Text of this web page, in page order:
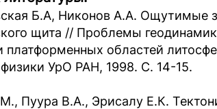
Б.А, Никонов А.А. Ощутимые
щита // Проблемы
платформенных областей
УрО РАН, 1998. С. 14-15.
Пуура В.А., Эрисалу Е.К.